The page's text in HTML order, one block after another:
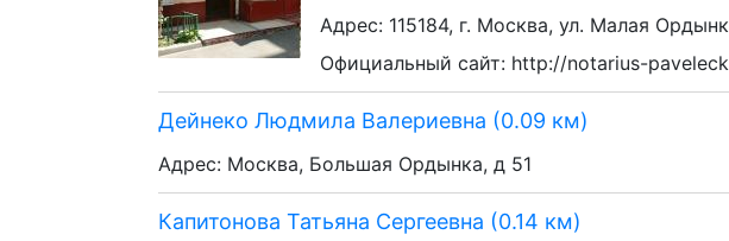
Адрес: 115184, г. Москва, ул. Малая
Официальный сайт: http://notarius-
Дейнеко Людмила Валериевна (0.09 км)
Адрес: Москва, Большая Ордынка, д 51
Капитонова Татьяна Сергеевна (0.14 км)